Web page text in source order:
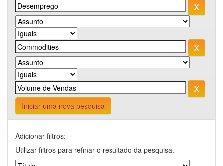
Iniciar uma nova pesquisa
Adicionar filtros:
Utilizar filtros para refinar o resultado da pesquisa.